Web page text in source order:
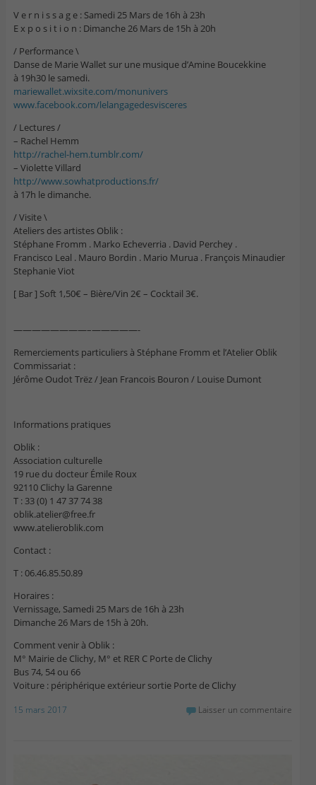
V e r n i s s a g e : Samedi 25 Mars de 16h à 23h
E x p o s i t i o n : Dimanche 26 Mars de 15h à 20h
/ Performance \
Danse de Marie Wallet sur une musique d’Amine Boucekkine
à 19h30 le samedi.
mariewallet.wixsite.com/monunivers
www.facebook.com/lelangagedesvisceres
/ Lectures /
– Rachel Hemm
http://rachel-hem.tumblr.com/
– Violette Villard
http://www.sowhatproductions.fr/
à 17h le dimanche.
/ Visite \
Ateliers des artistes Oblik :
Stéphane Fromm . Marko Echeverria . David Perchey .
Francisco Leal . Mauro Bordin . Mario Murua . François Minaudier
Stephanie Viot
[ Bar ] Soft 1,50€ – Bière/Vin 2€ – Cocktail 3€.
————————–—————-
Remerciements particuliers à Stéphane Fromm et l’Atelier Oblik
Commissariat :
Jérôme Oudot Trëz / Jean Francois Bouron / Louise Dumont
Informations pratiques
Oblik :
Association culturelle
19 rue du docteur Émile Roux
92110 Clichy la Garenne
T : 33 (0) 1 47 37 74 38
oblik.atelier@free.fr
www.atelieroblik.com
Contact :
T : 06.46.85.50.89
Horaires :
Vernissage, Samedi 25 Mars de 16h à 23h
Dimanche 26 Mars de 15h à 20h.
Comment venir à Oblik :
M° Mairie de Clichy, M° et RER C Porte de Clichy
Bus 74, 54 ou 66
Voiture : périphérique extérieur sortie Porte de Clichy
15 mars 2017 Laisser un commentaire